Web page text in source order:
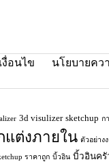
อนไข
นโยบายคว
3d visulizer sketchup ก
แต่งภายใน ตัวอย่าง
ราคาถูก บิ้วอิน บิ้วอินครั